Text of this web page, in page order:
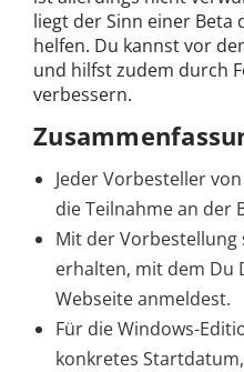
liegt der Sinn einer Beta
helfen. Du kannst vor
und hilfst zudem durch
verbessern.
Jeder Vorbesteller
die Teilnahme an der
Mit der Vorbestellung
erhalten, mit dem Du
Webseite anmeldest.
Für die Windows-
konkretes